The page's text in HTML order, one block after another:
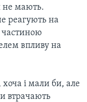
не мають.
реагують на
частиною
впливу на
і мали би, але
втрачають